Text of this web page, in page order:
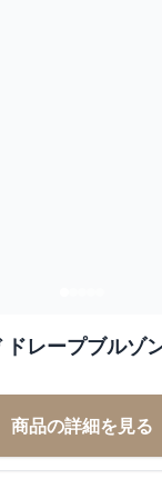
レープブルゾ
商品の詳細を見る